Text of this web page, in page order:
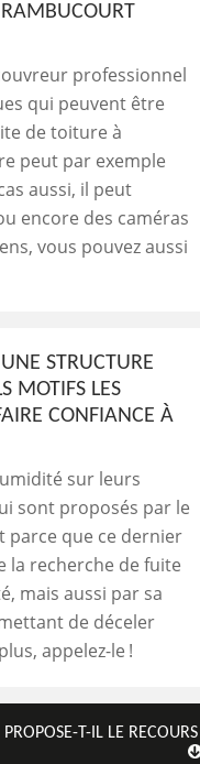
professionnel
qui peuvent être
de toiture à
peut par exemple
aussi, il peut
encore des caméras
vous pouvez aussi
STRUCTURE
MOTIFS LES
CONFIANCE À
sur leurs
sont proposés par le
parce que ce dernier
la recherche de fuite
mais aussi par sa
de déceler
appelez-le !
T-IL LE RECOURS